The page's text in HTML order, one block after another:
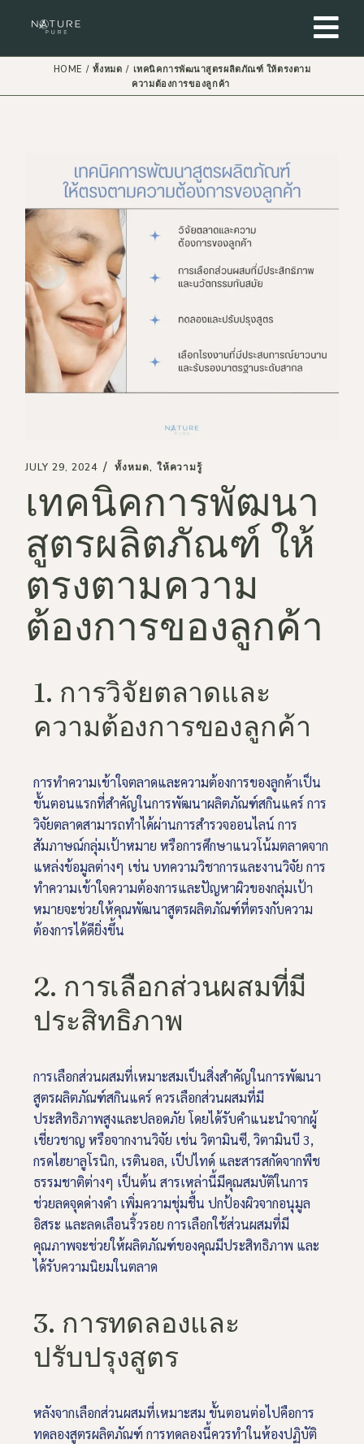
HOME ทั้งหมด
เทคนิคการพัฒนาสูตรผลิตภัณฑ์ ให้ตรงตาม
ความต้องการของลูกค้า
JULY 29, 2024 ทั้งหมด ให้ความรู้
เทคนิคการพัฒนา
สูตรผลิตภัณฑ์ ให้
ตรงตามความ
ต้องการของลูกค้า
1. การวิจัยตลาดและ
ความต้องการของลูกค้า
การทำความเข้าใจตลาดและความต้องการของลูกค้าเป็น
ขั้นตอนแรกที่สำคัญในการพัฒนาผลิตภัณฑ์สกินแคร์ การ
วิจัยตลาดสามารถทำได้ผ่านการสำรวจออนไลน์ การ
สัมภาษณ์กลุ่มเป้าหมาย หรือการศึกษาแนวโน้มตลาดจาก
แหล่งข้อมูลต่างๆ เช่น บทความวิชาการและงานวิจัย การ
ทำความเข้าใจความต้องการและปัญหาผิวของกลุ่มเป้า
หมายจะช่วยให้คุณพัฒนาสูตรผลิตภัณฑ์ที่ตรงกับความ
ต้องการได้ดียิ่งขึ้น
2. การเลือกส่วนผสมที่มี
ประสิทธิภาพ
การเลือกส่วนผสมที่เหมาะสมเป็นสิ่งสำคัญในการพัฒนา
สูตรผลิตภัณฑ์สกินแคร์ ควรเลือกส่วนผสมที่มี
ประสิทธิภาพสูงและปลอดภัย โดยได้รับคำแนะนำจากผู้
เชี่ยวชาญ หรือจากงานวิจัย เช่น วิตามินซี, วิตามินบี 3​,
กรดไฮยาลูโรนิก, เรตินอล, เป็ปไทด์ และสารสกัดจากพืช
ธรรมชาติต่างๆ เป็นต้น สารเหล่านี้มีคุณสมบัติในการ
ช่วยลดจุดด่างดำ เพิ่มความชุ่มชื้น ปกป้องผิวจากอนุมูล
อิสระ และลดเลือนริ้วรอย การเลือกใช้ส่วนผสมที่มี
คุณภาพจะช่วยให้ผลิตภัณฑ์ของคุณมีประสิทธิภาพ และ
ได้รับความนิยมในตลาด
3. การทดลองและ
ปรับปรุงสูตร
หลังจากเลือกส่วนผสมที่เหมาะสม ขั้นตอนต่อไปคือการ
ทดลองสูตรผลิตภัณฑ์ การทดลองนี้ควรทำในห้องปฏิบัติ